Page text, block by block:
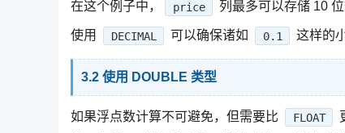
在这个例子中， price 列最多可以存储 10
使用 DECIMAL 可以确保诸如 0.1 这样的
3.2 使用 DOUBLE 类型
如果浮点数计算不可避免，但需要比 FLOAT